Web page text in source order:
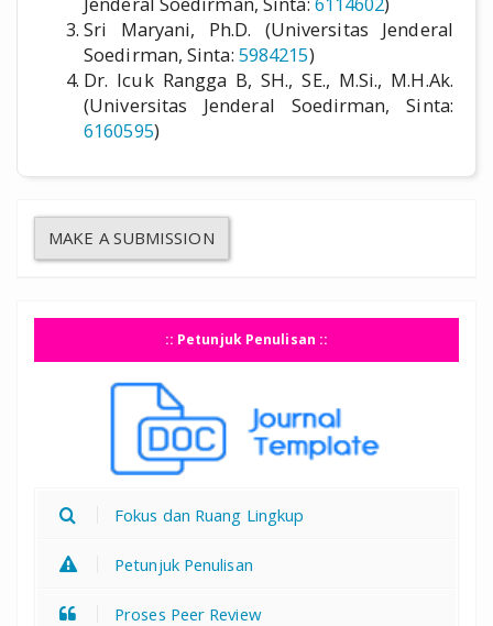
Sri Maryani, Ph.D. (Universitas Jenderal
Soedirman, Sinta: 5984215)
Dr. Icuk Rangga B, SH., SE., M.Si., M.H.Ak.
(Universitas Jenderal Soedirman, Sinta:
6160595)
MAKE A SUBMISSION
:: Petunjuk Penulisan ::
Fokus dan Ruang Lingkup
Petunjuk Penulisan
Proses Peer Review